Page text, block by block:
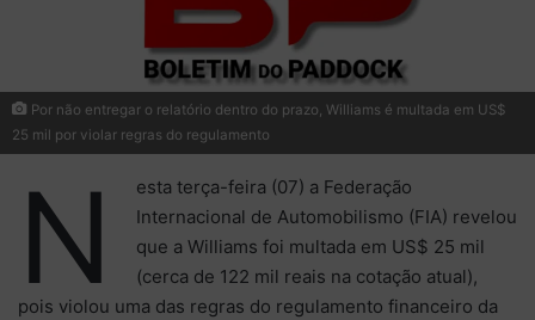
Por não entregar o relatório dentro do prazo, Williams é multada em US$
25 mil por violar regras do regulamento
N
esta terça-feira (07) a Federação
Internacional de Automobilismo (FIA) revelou
que a Williams foi multada em US$ 25 mil
(cerca de 122 mil reais na cotação atual),
pois violou uma das regras do regulamento financeiro da